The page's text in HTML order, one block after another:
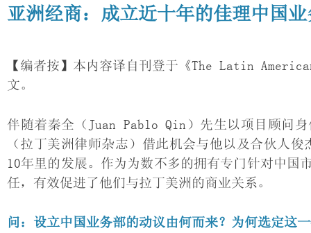
亚洲经商：成立近十年的佳理中国
【编者按】本内容译自刊登于《The Latin
文。
伴随着秦全（Juan Pablo Qin）先生以项目顾问
（拉丁美洲律师杂志）借此机会与他以及合伙人
10年里的发展。作为为数不多的拥有专门针对中国
任，有效促进了他们与拉丁美洲的商业关系。
问：设立中国业务部的动议由何而来？为何选定这